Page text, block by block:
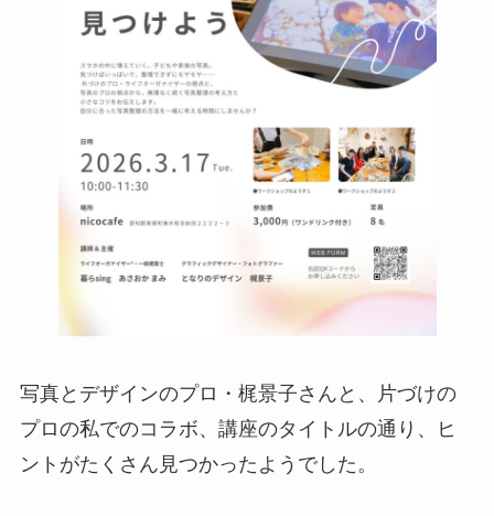
写真とデザインのプロ・梶景子さんと、片づけの
プロの私でのコラボ、講座のタイトルの通り、ヒ
ントがたくさん見つかったようでした。